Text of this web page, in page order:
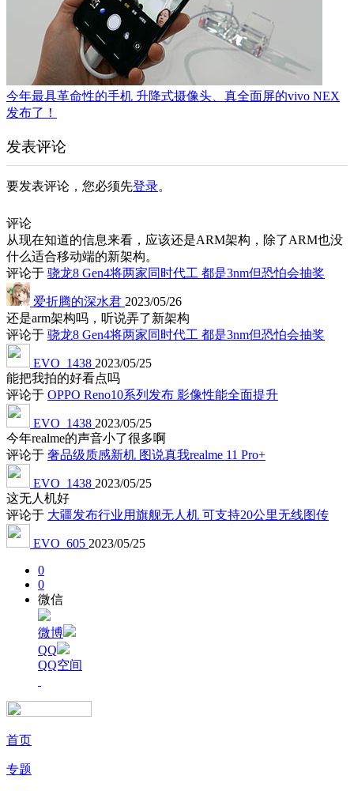
今年最具革命性的手机 升降式摄像头、真全面屏的vivo NEX
发布了！
发表评论
要发表评论，您必须先登录。
评论
从现在知道的信息来看，应该还是ARM架构，除了ARM也没
什么适合移动端的新架构。
评论于 骁龙8 Gen4将两家同时代工 都是3nm但恐怕会抽奖
爱折腾的深水君 2023/05/26
还是arm架构吗，听说弄了新架构
评论于 骁龙8 Gen4将两家同时代工 都是3nm但恐怕会抽奖
EVO_1438 2023/05/25
能把我拍的好看点吗
评论于 OPPO Reno10系列发布 影像性能全面提升
EVO_1438 2023/05/25
今年realme的声音小了很多啊
评论于 奢品级质感新机 图说真我realme 11 Pro+
EVO_1438 2023/05/25
这无人机好
评论于 大疆发布行业用旗舰无人机 可支持20公里无线图传
EVO_605 2023/05/25
0
0
微信
微博
QQ
QQ空间
首页
专题